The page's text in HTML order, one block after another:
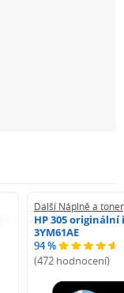
Další Náplně a
HP 305
3YM61AE
94 %
(472 hodnocení)